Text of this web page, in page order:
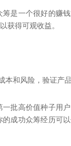
是一个很好的赚
获得可观收益。
和风险，验证产
批高价值种子用
成功众筹经历可